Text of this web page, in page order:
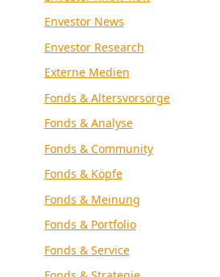
Envestor News
Envestor Research
Externe Medien
Fonds & Altersvorsorge
Fonds & Analyse
Fonds & Community
Fonds & Köpfe
Fonds & Meinung
Fonds & Portfolio
Fonds & Service